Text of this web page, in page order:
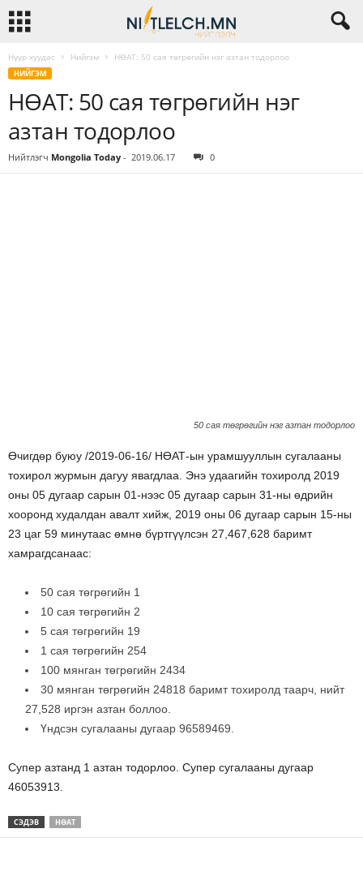
Нүүр хуудас Нийгэм НӨАТ: 50 сая төгрөгийн нэг азтан тодорлоо
НИЙГЭМ
НӨАТ: 50 сая төгрөгийн нэг
азтан тодорлоо
Нийтлэгч Mongolia Today - 2019.06.17 0
50 сая төгрөгийн нэг азтан тодорлоо
Өчигдөр буюу /2019-06-16/ НӨАТ-ын урамшууллын сугалааны
тохирол журмын дагуу явагдлаа. Энэ удаагийн тохиролд 2019
оны 05 дугаар сарын 01-нээс 05 дугаар сарын 31-ны өдрийн
хооронд худалдан авалт хийж, 2019 оны 06 дугаар сарын 15-ны
23 цаг 59 минутаас өмнө бүртгүүлсэн 27,467,628 баримт
хамрагдсанаас:
50 сая төгрөгийн 1
10 сая төгрөгийн 2
5 сая төгрөгийн 19
1 сая төгрөгийн 254
100 мянган төгрөгийн 2434
30 мянган төгрөгийн 24818 баримт тохиролд таарч, нийт
27,528 иргэн азтан боллоо.
Үндсэн сугалааны дугаар 96589469.
Супер азтанд 1 азтан тодорлоо. Супер сугалааны дугаар
46053913.
СЭДЭВ НӨАТ